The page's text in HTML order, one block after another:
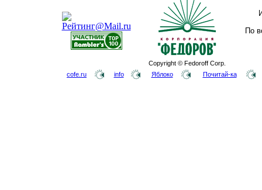
Copyright © Fedoroff Corp.
По
cofe.ru info Яблоко Почитай-ка